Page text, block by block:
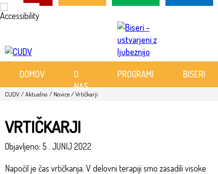
Skoči
DOMOV
O
NAS
PROGRAMI BISERI
CUDV/Aktualno / Novice/Vrtičkarji
VRTIČKARJI
Objavljeno: 5 . JUNIJ 2022
Napočil je čas vrtičkanja. V delovni terapiji smo zasadili visoke